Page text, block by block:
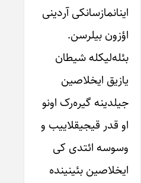
اینانمازسانکی آردینی‌
اؤزون‌ بیلرسن.
بئله‌لیکله‌ شیطان
یازیق ایخلاصین
جیلدینه گیره‌رک او‌نو
او‌ قدر‌ قیجیقلاییب و‌
وسوسه ائتدی کی
ایخلاصین‌ بئینینده